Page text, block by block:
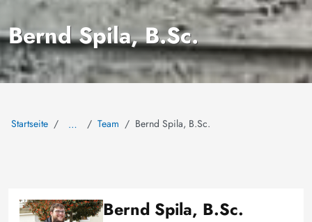
Bernd Spila, B.Sc.
Startseite … Team Bernd Spila, B.Sc.
Bild Bernd Spila, B.Sc.